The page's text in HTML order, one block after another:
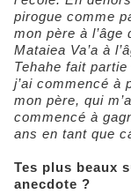
pirogue comme
mon père à l’âge
Mataiea Va’a à
Tehahe fait
j’ai commencé à
mon père, qui
commencé à
ans en tant que
Tes plus beaux
anecdote ?